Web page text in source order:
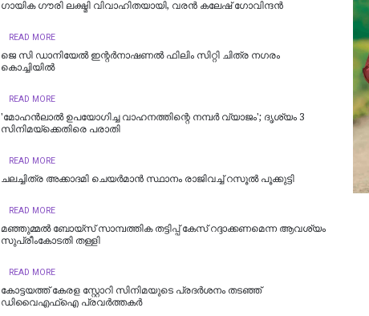
ഗായിക ഗൗരി ലക്ഷ്മി വിവാഹിതയായി, വരൻ കലേഷ് ഗോവിന്ദൻ
READ MORE
ജെ സി ഡാനിയേൽ ഇന്റർനാഷണൽ ഫിലിം സിറ്റി ചിത്ര നഗരം
കൊച്ചിയിൽ
READ MORE
'മോഹന്‍ലാല്‍ ഉപയോഗിച്ച വാഹനത്തിന്റെ നമ്പര്‍ വ്യാജം'; ദൃശ്യം 3
സിനിമയ്‌ക്കെതിരെ പരാതി
READ MORE
ചലച്ചിത്ര അക്കാദമി ചെയർമാൻ സ്ഥാനം രാജിവച്ച് റസൂൽ പൂക്കുട്ടി
READ MORE
‌മഞ്ഞുമ്മൽ ബോയ്സ് സാമ്പത്തിക തട്ടിപ്പ് കേസ് റദ്ദാക്കണമെന്ന ആവശ്യം
സുപ്രീംകോ‌ടതി തള്ളി
READ MORE
കോട്ടയത്ത് കേരള സ്റ്റോറി സിനിമയുടെ പ്രദർശനം തടഞ്ഞ്
ഡിവൈഎഫ്ഐ പ്രവർത്തകർ